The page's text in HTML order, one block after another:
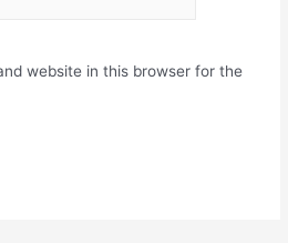
website in this browser for the